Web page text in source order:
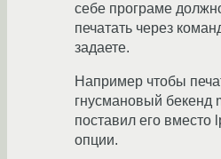
себе програме
печатать через
задаете.
Например чтобы
гнусмановый бекенд
поставил его
опции.